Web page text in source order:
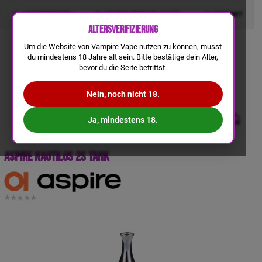
LIQUIDRECHNER GRATIS VERSAND AB 50€ KONTAKT
Aspire Nautilus 2S Tank
Altersverifizierung
Um die Website von Vampire Vape nutzen zu können, musst
du mindestens 18 Jahre alt sein. Bitte bestätige dein Alter,
bevor du die Seite betrittst.
Nein, noch nicht 18.
Ja, mindestens 18.